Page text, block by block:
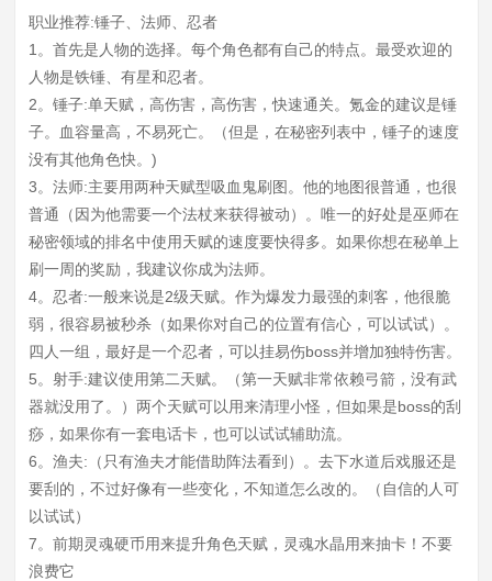
职业推荐:锤子、法师、忍者
1。首先是人物的选择。每个角色都有自己的特点。最受欢迎的
人物是铁锤、有星和忍者。
2。锤子:单天赋，高伤害，高伤害，快速通关。氪金的建议是锤
子。血容量高，不易死亡。（但是，在秘密列表中，锤子的速度
没有其他角色快。)
3。法师:主要用两种天赋型吸血鬼刷图。他的地图很普通，也很
普通（因为他需要一个法杖来获得被动）。唯一的好处是巫师在
秘密领域的排名中使用天赋的速度要快得多。如果你想在秘单上
刷一周的奖励，我建议你成为法师。
4。忍者:一般来说是2级天赋。作为爆发力最强的刺客，他很脆
弱，很容易被秒杀（如果你对自己的位置有信心，可以试试）。
四人一组，最好是一个忍者，可以挂易伤boss并增加独特伤害。
5。射手:建议使用第二天赋。（第一天赋非常依赖弓箭，没有武
器就没用了。）两个天赋可以用来清理小怪，但如果是boss的刮
痧，如果你有一套电话卡，也可以试试辅助流。
6。渔夫:（只有渔夫才能借助阵法看到）。去下水道后戏服还是
要刮的，不过好像有一些变化，不知道怎么改的。（自信的人可
以试试）
7。前期灵魂硬币用来提升角色天赋，灵魂水晶用来抽卡！不要
浪费它